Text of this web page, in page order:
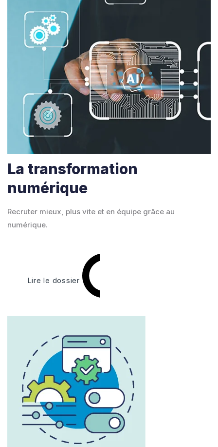
La transformation
numérique
Recruter mieux, plus vite et en équipe grâce au
numérique.
Lire le dossier